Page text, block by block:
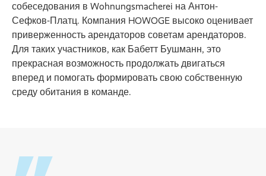
собеседования в Wohnungsmacherei на Антон-
Сефков-Платц. Компания HOWOGE высоко оценивает
приверженность арендаторов советам арендаторов.
Для таких участников, как Бабетт Бушманн, это
прекрасная возможность продолжать двигаться
вперед и помогать формировать свою собственную
среду обитания в команде.